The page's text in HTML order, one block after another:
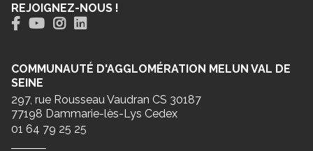
REJOIGNEZ-NOUS !
COMMUNAUTÉ D'AGGLOMÉRATION MELUN VAL DE
SEINE
297, rue Rousseau Vaudran CS 30187
77198 Dammarie-lès-Lys Cedex
01 64 79 25 25